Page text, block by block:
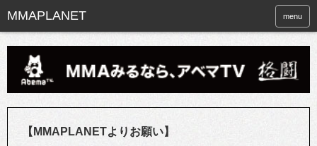
menu
【MMAPLANETよりお願い】